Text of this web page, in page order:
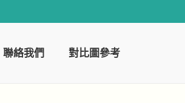
聯絡我們 對比圖參考